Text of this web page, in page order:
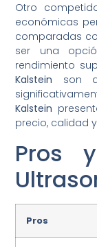
Otro
económicas
comparadas
ser una
rendimiento
Kalstein son
Kalstein
precio, calidad
Pros
Pros